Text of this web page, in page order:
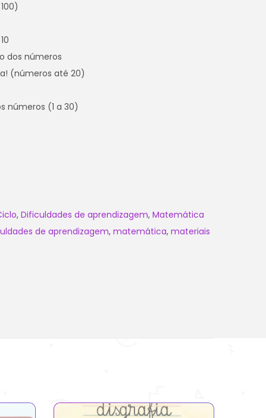
dos números
(números até 20)
números (1 a 30)
, Dificuldades de aprendizagem, Matemática
de aprendizagem, matemática, materiais